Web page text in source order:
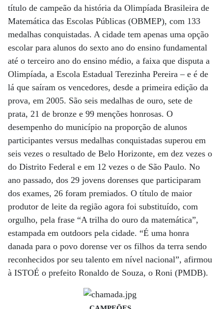
título de campeão da história da Olimpíada Brasileira de
Matemática das Escolas Públicas (OBMEP), com 133
medalhas conquistadas. A cidade tem apenas uma opção
escolar para alunos do sexto ano do ensino fundamental
até o terceiro ano do ensino médio, a faixa que disputa a
Olimpíada, a Escola Estadual Terezinha Pereira – e é de
lá que saíram os vencedores, desde a primeira edição da
prova, em 2005. São seis medalhas de ouro, sete de
prata, 21 de bronze e 99 menções honrosas. O
desempenho do município na proporção de alunos
participantes versus medalhas conquistadas superou em
seis vezes o resultado de Belo Horizonte, em dez vezes o
do Distrito Federal e em 12 vezes o de São Paulo. No
ano passado, dos 29 jovens dorenses que participaram
dos exames, 26 foram premiados. O título de maior
produtor de leite da região agora foi substituído, com
orgulho, pela frase “A trilha do ouro da matemática”,
estampada em outdoors pela cidade. “É uma honra
danada para o povo dorense ver os filhos da terra sendo
reconhecidos por seu talento em nível nacional”, afirmou
à ISTOÉ o prefeito Ronaldo de Souza, o Roni (PMDB).